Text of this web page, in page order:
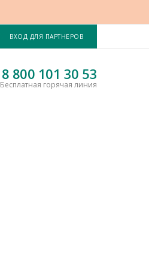
ВХОД ДЛЯ ПАРТНЕРОВ
8 800 101 30 53
Бесплатная горячая линия